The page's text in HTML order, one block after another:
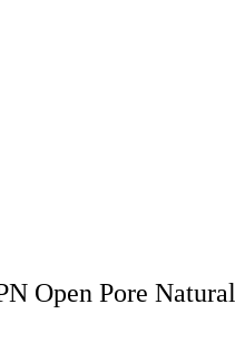
Open Pore Natural